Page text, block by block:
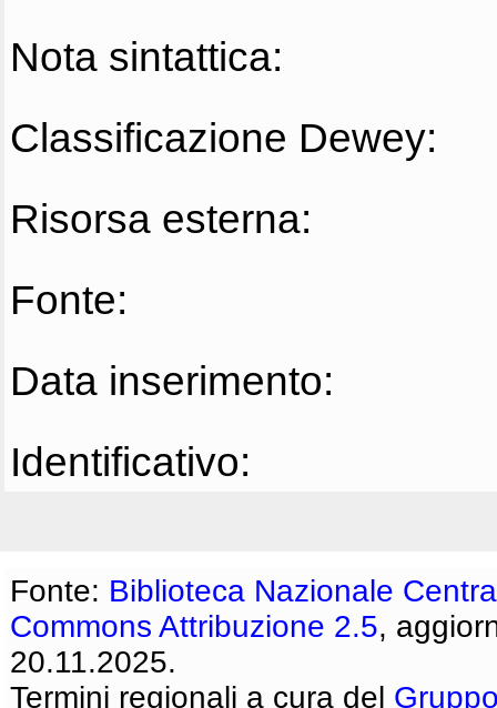
Nota sintattica:
Classificazione Dewey:
Risorsa esterna:
Fonte:
Data inserimento:
Identificativo:
Fonte: Biblioteca Nazionale
Commons Attribuzione 2.5,
20.11.2025.
Termini regionali a cura del